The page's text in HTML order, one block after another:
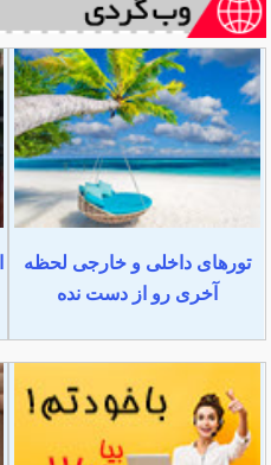
تورهای داخلی و خارجی لحظه
آخری رو از دست نده